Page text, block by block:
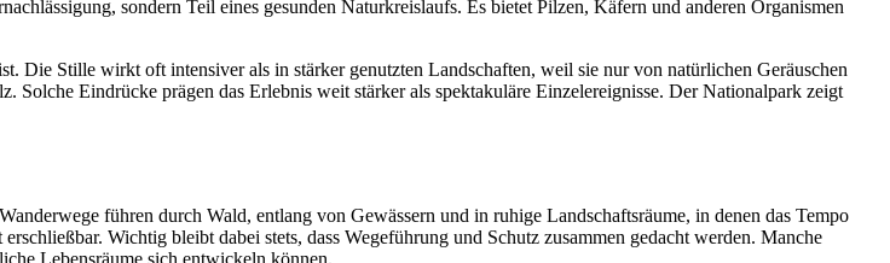
sondern Teil eines gesunden Naturkreislaufs. Es bietet Pilzen, Käfern und anderen Organismen
Die Stille wirkt oft intensiver als in stärker genutzten Landschaften, weil sie nur von natürlichen Geräuschen
Eindrücke prägen das Erlebnis weit stärker als spektakuläre Einzelereignisse. Der Nationalpark zeigt
führen durch Wald, entlang von Gewässern und in ruhige Landschaftsräume, in denen das Tempo
Wichtig bleibt dabei stets, dass Wegeführung und Schutz zusammen gedacht werden. Manche
Lebensräume sich entwickeln können.